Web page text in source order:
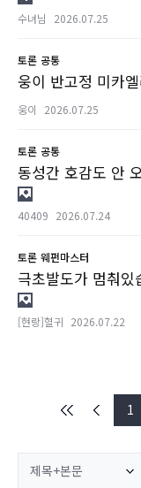
수녀님 2026.07.25
토론 공통
웅이 반고정 미카
웅이 2026.07.25
토론 공통
동성간 호감도 안
40409 2026.07.24
토론 웨펀마스터
극초발도가 멈춰있
[현랑]혈귀 2026.07.22
1
제목+본문